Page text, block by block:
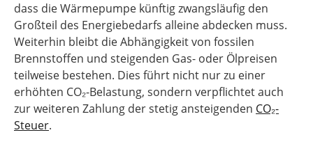
dass die Wärmepumpe künftig zwangsläufig den
Großteil des Energiebedarfs alleine abdecken muss.
Weiterhin bleibt die Abhängigkeit von fossilen
Brennstoffen und steigenden Gas- oder Ölpreisen
teilweise bestehen. Dies führt nicht nur zu einer
erhöhten CO₂-Belastung, sondern verpflichtet auch
zur weiteren Zahlung der stetig ansteigenden CO₂-
Steuer.